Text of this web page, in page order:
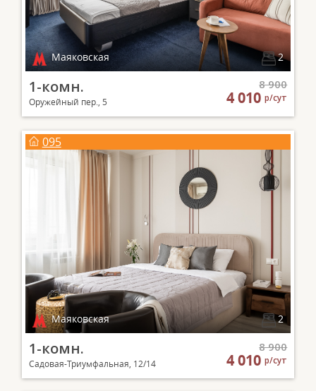
Маяковская 2
1-комн.
Оружейный пер., 5
8 900
4 010р/сут
095
Маяковская 2
1-комн.
Садовая-Триумфальная, 12/14
8 900
4 010р/сут